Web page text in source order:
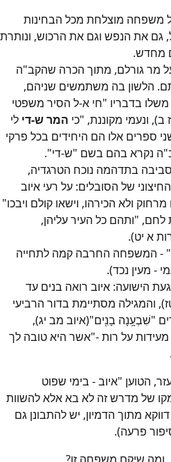
משפחה מוצלחת מכל הבחינות
את הנפש וגם את הרכוש, ונותרת
מחדש.
מר גורלם, מתוך הכרה שהקב"ה
הלשון בה משתמשים שניהם,
משלו בדבריו "חי א-ל הסיר משפטי
ב), ונעמי מקוננת, "כי המר ש-די לי
ספרים אלו הם היחידים בכל פרקי
נקרא בהם בשם "ש-די".
בתדהמה נוכח הטרגדיה,
של הסובלים: על רעי איוב
ולא הכירהו, וישאו קולם ויבכו"
לחם, "ותהם כל העיר עליהן,
א יט).
- המשפחה החרבה קמה לתחייה
- מעין נכד).
הישועה: איוב רואה בנים עד
והמגילה מסתיימת בדור הרביעי
"שִׁבְעָ֥נָה בָנִ֖ים"(איוב מב יג),
על רות -"אשר היא טובה לך
הטוען "איוב - בימי שפוט
של מדרש זה לא בא אלא להשוות
מתוך הדמיון, יש להתבונן גם
פרעה).
ומה שיקם משפחה זו?